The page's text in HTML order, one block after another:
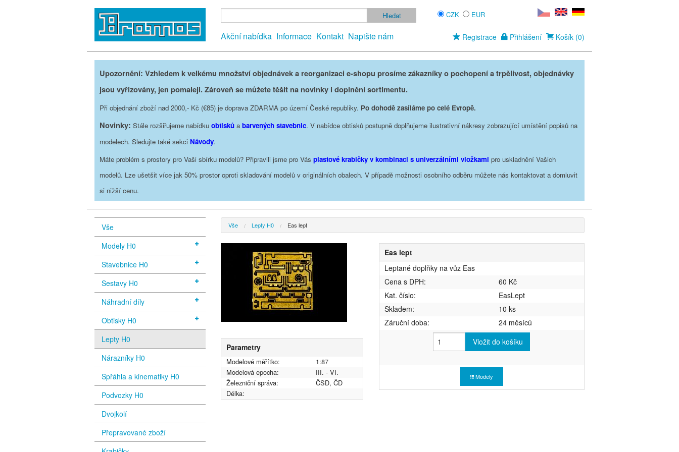
Akční nabídka Informace Kontakt Napište nám
CZK EUR
Registrace Přihlášení Košík (0)
Upozornění: Vzhledem k velkému množství objednávek a reorganizaci e-shopu prosíme zákazníky o pochopení a trpělivost, objednávky
jsou vyřizovány, jen pomaleji. Zároveň se můžete těšit na novinky i doplnění sortimentu.
Při objednání zboží nad 2000,- Kč (€85) je doprava ZDARMA po území České republiky. Po dohodě zasíláme po celé Evropě.
Novinky: Stále rozšiřujeme nabídku obtisků a barvených stavebnic. V nabídce obtisků postupně doplňujeme ilustrativní nákresy zobrazující umístění popisů na
modelech. Sledujte také sekci Návody.
Máte problém s prostory pro Vaši sbírku modelů? Připravili jsme pro Vás plastové krabičky v kombinaci s univerzálními vložkami pro uskladnění Vašich
modelů. Lze ušetšit více jak 50% prostor oproti skladování modelů v originálních obalech. V případě možnosti osobního odběru můžete nás kontaktovat a domluvit
si nižší cenu.
Vše
Modely H0
Stavebnice H0
Sestavy H0
Náhradní díly
Obtisky H0
Lepty H0
Nárazníky H0
Spřáhla a kinematiky H0
Podvozky H0
Dvojkolí
Přepravované zboží
Vše Lepty H0 Eas lept
Parametry
Modelové měřítko:
1:87
Modelová epocha:
III. - VI.
Železniční správa:
ČSD, ČD
Délka:
Eas lept
Leptané doplňky na vůz Eas
Cena s DPH:
60 Kč
Kat. číslo:
EasLept
Skladem:
10 ks
Záruční doba:
24 měsíců
Vložit do košíku
Modely